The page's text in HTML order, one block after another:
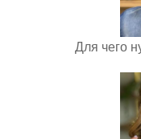
Для чего